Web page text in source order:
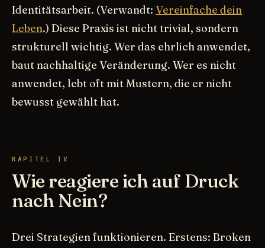
Identitätsarbeit. (Verwandt: Vereinfache dein
Leben.) Diese Praxis ist nicht trivial, sondern
strukturell wichtig. Wer das ehrlich anwendet,
baut nachhaltige Veränderung. Wer es nicht
anwendet, lebt oft mit Mustern, die er nicht
bewusst gewählt hat.
KAPITEL IV
Wie reagiere ich auf Druck
nach Nein?
Drei Strategien funktionieren. Erstens: Broken